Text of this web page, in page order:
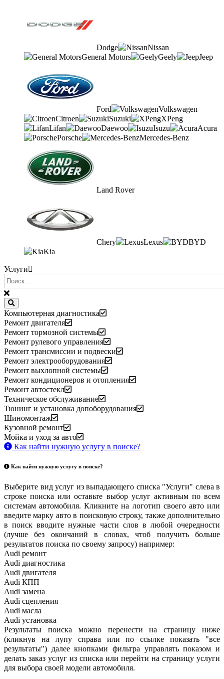
Dodge
Nissan
General Motors
Geely Jeep
Ford
Volkswagen
Citroen
Suzuki
XPeng
Lifan
Daewoo Isuzu
Acura
Porsche
Mercedes-Benz
Land Rover
Chery Lexus
BYD
Kia
Услуги
Компьютерная диагностика
Ремонт двигателя
Ремонт тормозной системы
Ремонт рулевого управления
Ремонт трансмиссии и подвески
Ремонт электрооборудования
Ремонт выхлопной системы
Ремонт кондиционеров и отопления
Ремонт автостекл
Техническое обслуживание
Тюнинг и установка допоборудования
Шиномонтаж
Кузовной ремонт
Мойка и уход за авто
Как найти нужную услугу в поиске?
Как найти нужную услугу в поиске?
Выберите вид услуг из выпадающего списка "Услуги" слева в
строке поиска или оставьте выбор услуг активным по всем
системам автомобиля. Кликните на логотип своего авто или
введите марку авто в поисковую строку, также дополнительно
в поиск вводите нужные части слов в любой очередности
(лучше без окончаний в словах, чтоб получить больше
результатов поиска по своему запросу) например:
Audi ремонт
Audi диагностика
Audi двигателя
Audi КПП
Audi замена
Audi сцепления
Audi масла
Audi установка
Результаты поиска можно перенести на страницу ниже
(кликнув на лупу справа или по ссылке показать "все
результаты") далее кнопками фильтра управлять показом и
делать заказ услуг из списка или перейти на страницу услуги
для выбора своей модели автомобиля.